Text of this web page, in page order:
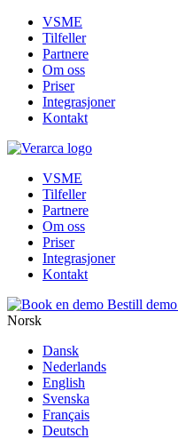
VSME
Tilfeller
Partnere
Om oss
Priser
Integrasjoner
Kontakt
VSME
Tilfeller
Partnere
Om oss
Priser
Integrasjoner
Kontakt
Bestill demo
Norsk
Dansk
Nederlands
English
Svenska
Français
Deutsch